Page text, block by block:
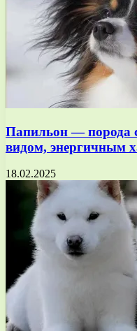
Папильон — порода
видом, энергичным
18.02.2025